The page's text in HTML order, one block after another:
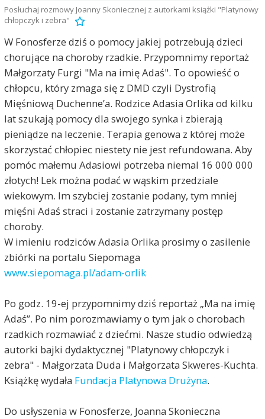
Posłuchaj rozmowy Joanny Skoniecznej z autorkami książki "Platynowy
chłopczyk i zebra"
W Fonosferze dziś o pomocy jakiej potrzebują dzieci
chorujące na choroby rzadkie. Przypomnimy reportaż
Małgorzaty Furgi "Ma na imię Adaś". To opowieść o
chłopcu, który zmaga się z DMD czyli Dystrofią
Mięśniową Duchenne’a. Rodzice Adasia Orlika od kilku
lat szukają pomocy dla swojego synka i zbierają
pieniądze na leczenie. Terapia genowa z której może
skorzystać chłopiec niestety nie jest refundowana. Aby
pomóc małemu Adasiowi potrzeba niemal 16 000 000
złotych! Lek można podać w wąskim przedziale
wiekowym. Im szybciej zostanie podany, tym mniej
mięśni Adaś straci i zostanie zatrzymany postęp
choroby.
W imieniu rodziców Adasia Orlika prosimy o zasilenie
zbiórki na portalu Siepomaga
www.siepomaga.pl/adam-orlik
Po godz. 19-ej przypomnimy dziś reportaż „Ma na imię
Adaś”. Po nim porozmawiamy o tym jak o chorobach
rzadkich rozmawiać z dziećmi. Nasze studio odwiedzą
autorki bajki dydaktycznej "Platynowy chłopczyk i
zebra" - Małgorzata Duda i Małgorzata Skweres-Kuchta.
Książkę wydała Fundacja Platynowa Drużyna.
Do usłyszenia w Fonosferze, Joanna Skonieczna